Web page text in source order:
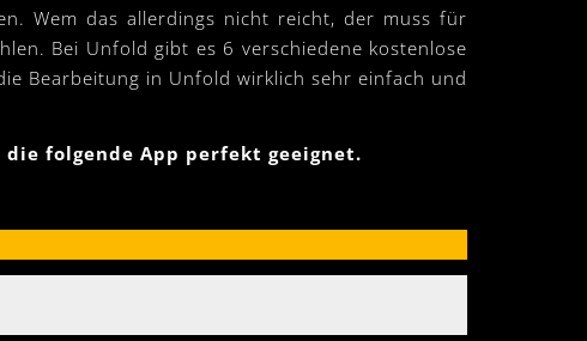
Wem das allerdings nicht reicht, der muss für
Bei Unfold gibt es 6 verschiedene kostenlose
Bearbeitung in Unfold wirklich sehr einfach und
folgende App perfekt geeignet.